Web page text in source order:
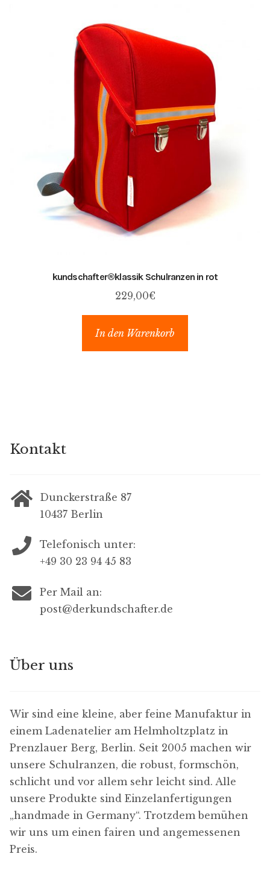
kundschafter​®​klassik Schulranzen in rot
229,00€
In den Warenkorb
Kontakt
Dunckerstraße 87
10437 Berlin
Telefonisch unter:
+49 30 23 94 45 83
Per Mail an:
post@derkundschafter.de
Über uns
Wir sind eine kleine, aber feine Manufaktur in
einem Ladenatelier am Helmholtzplatz in
Prenzlauer Berg, Berlin. Seit 2005 machen wir
unsere Schulranzen, die robust, formschön,
schlicht und vor allem sehr leicht sind. Alle
unsere Produkte sind Einzelanfertigungen
„handmade in Germany“. Trotzdem bemühen
wir uns um einen fairen und angemessenen
Preis.